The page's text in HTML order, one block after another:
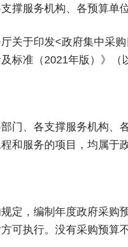
撑服务机构、各预算单位
关于印发<政府集中采
标准（2021年版）》（
门、各支撑服务机构
和服务的项目，均属于
定，编制年度政府采
可执行。没有采购预算